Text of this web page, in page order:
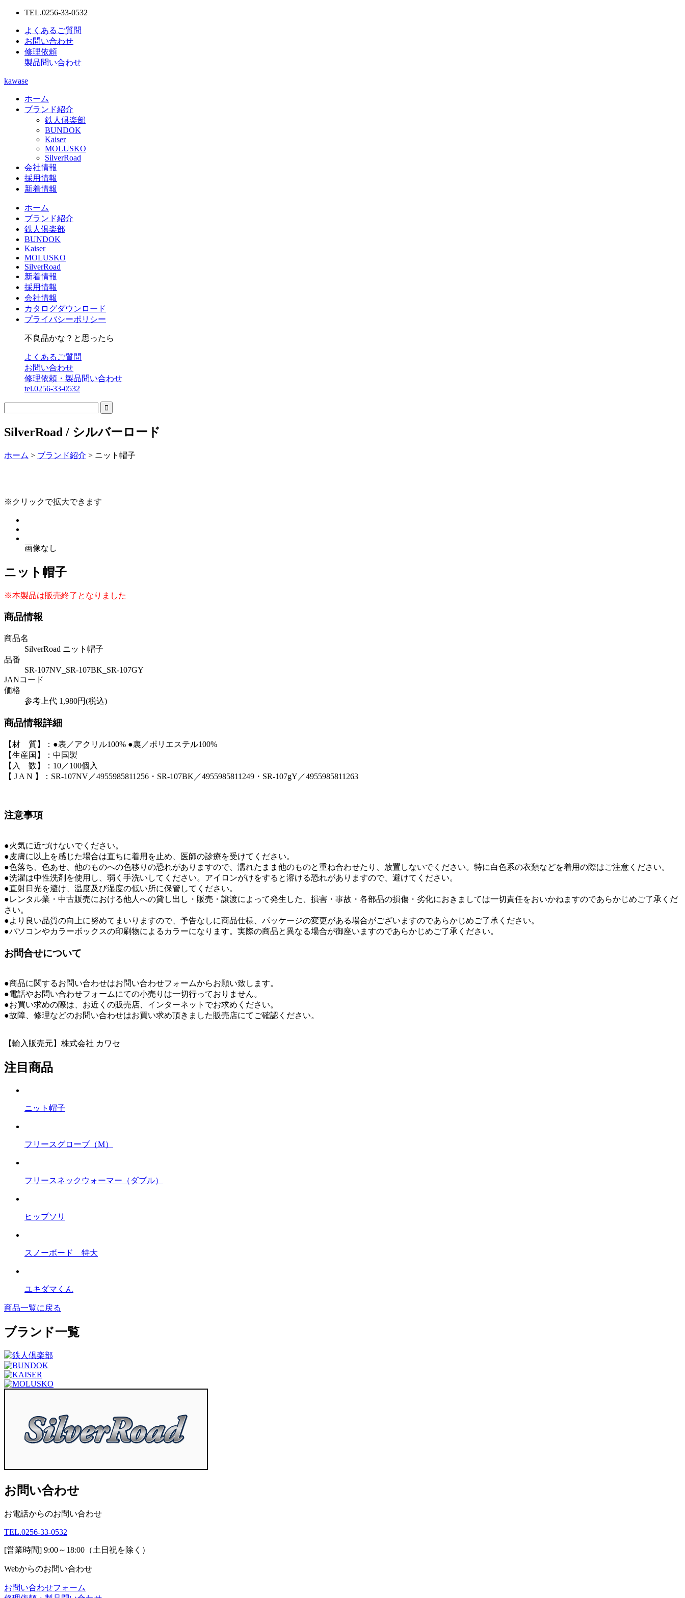
TEL.0256-33-0532
よくあるご質問
お問い合わせ
修理依頼
製品問い合わせ
kawase
ホーム
ブランド紹介
鉄人倶楽部
BUNDOK
Kaiser
MOLUSKO
SilverRoad
会社情報
採用情報
新着情報
ホーム
ブランド紹介
鉄人倶楽部
BUNDOK
Kaiser
MOLUSKO
SilverRoad
新着情報
採用情報
会社情報
カタログダウンロード
プライバシーポリシー
不良品かな？と思ったら
よくあるご質問
お問い合わせ
修理依頼・製品問い合わせ
tel.0256-33-0532

SilverRoad / シルバーロード
ホーム > ブランド紹介 > ニット帽子
※クリックで拡大できます
画像なし
ニット帽子
※本製品は販売終了となりました
商品情報
商品名
SilverRoad ニット帽子
品番
SR-107NV_SR-107BK_SR-107GY
JANコード
価格
参考上代 1,980円(税込)
商品情報詳細
【材 質】：●表／アクリル100% ●裏／ポリエステル100%
【生産国】：中国製
【入 数】：10／100個入
【 J A N 】：SR-107NV／4955985811256 ・SR-107BK／4955985811249 ・SR-107gY／4955985811263
注意事項
●火気に近づけないでください。
●皮膚に以上を感じた場合は直ちに着用を止め、医師の診療を受けてください。
●色落ち、色あせ、他のものへの色移りの恐れがありますので、濡れたまま他のものと重ね合わせたり、放置しないでください。特に白色系の衣類などを着用の際はご注意ください。
●洗濯は中性洗剤を使用し、弱く手洗いしてください。アイロンがけをすると溶ける恐れがありますので、避けてください。
●直射日光を避け、温度及び湿度の低い所に保管してください。
●レンタル業・中古販売における他人への貸し出し・販売・譲渡によって発生した、損害・事故・各部品の損傷・劣化におきましては一切責任をおいかねますのであらかじめご了承くだ
さい。
●より良い品質の向上に努めてまいりますので、予告なしに商品仕様、パッケージの変更がある場合がございますのであらかじめご了承ください。
●パソコンやカラーボックスの印刷物によるカラーになります。実際の商品と異なる場合が御座いますのであらかじめご了承ください。
お問合せについて
●商品に関するお問い合わせはお問い合わせフォームからお願い致します。
●電話やお問い合わせフォームにての小売りは一切行っておりません。
●お買い求めの際は、お近くの販売店、インターネットでお求めください。
●故障、修理などのお問い合わせはお買い求め頂きました販売店にてご確認ください。
【輸入販売元】株式会社 カワセ
注目商品
ニット帽子
フリースグローブ（M）
フリースネックウォーマー（ダブル）
ヒップソリ
スノーボード 特大
ユキダマくん
商品一覧に戻る
ブランド一覧
お問い合わせ
お電話からのお問い合わせ
TEL.0256-33-0532
[営業時間] 9:00～18:00 （土日祝を除く）
Webからのお問い合わせ
お問い合わせフォーム